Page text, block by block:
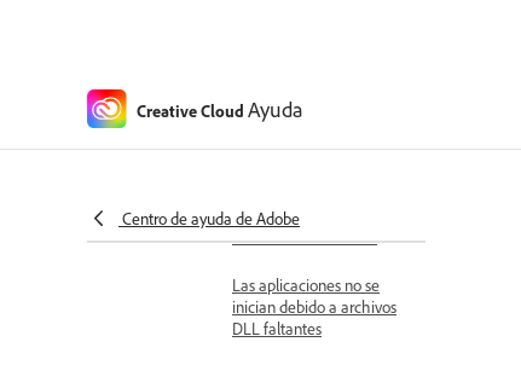
Creative Cloud Ayuda
Centro de ayuda de Adobe
Las aplicaciones no se
inician debido a errores de
configuración
Cloud se bloquea después
de reiniciar el sistema
Las aplicaciones no se
inician debido a archivos
DLL faltantes